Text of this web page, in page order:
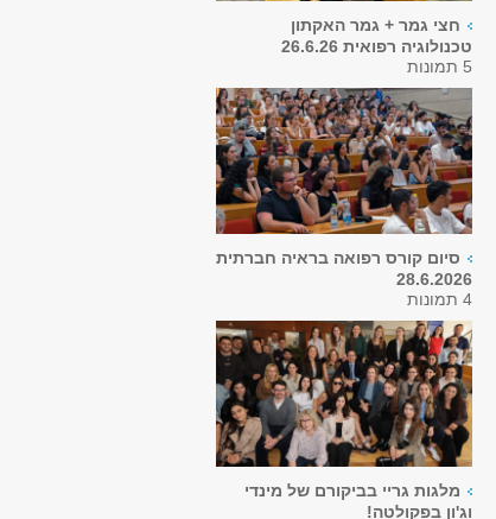
חצי גמר + גמר האקתון
טכנולוגיה רפואית 26.6.26
5 תמונות
סיום קורס רפואה בראיה חברתית
28.6.2026
4 תמונות
מלגות גריי בביקורם של מינדי
וג'ון בפקולטה!